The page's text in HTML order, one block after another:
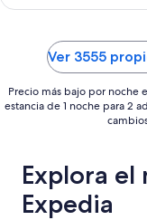
table!
Ver 3555
Precio más bajo por noche
estancia de 1 noche para 2
Explora el
Expedia